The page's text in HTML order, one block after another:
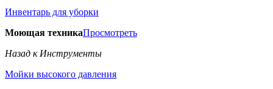
Инвентарь для уборки
Моющая техникаПросмотреть
Назад к Инструменты
Мойки высокого давления